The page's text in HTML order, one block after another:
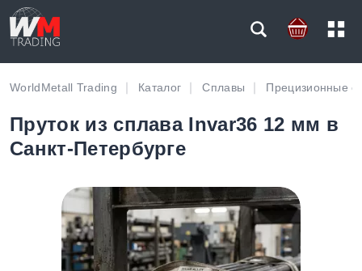
WorldMetall Trading Каталог Сплавы Прецизионные
Пруток из сплава Invar36 12 мм в
Санкт-Петербурге